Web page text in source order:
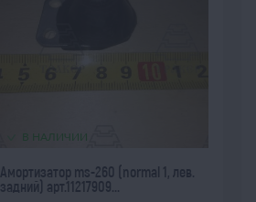
В НАЛИЧИИ
Амортизатор ms-260 (normal 1, лев.
задний) арт.11217909...